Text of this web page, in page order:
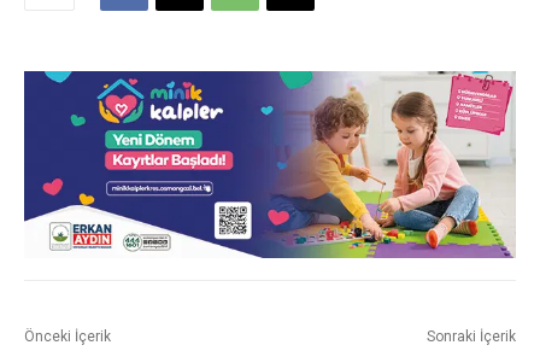
Önceki İçerik Sonraki İçerik